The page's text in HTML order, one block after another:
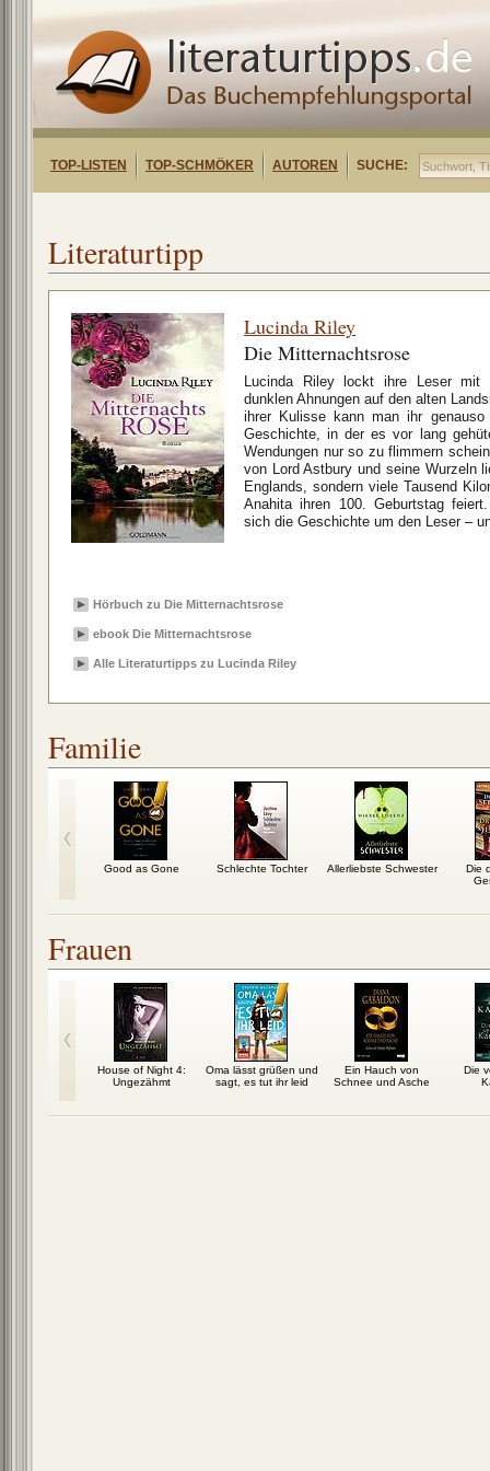
TOP-LISTEN TOP-SCHMÖKER AUTOREN SUCHE:
Literaturtipp
Lucinda Riley
Die Mitternachtsrose
Lucinda Riley lockt ihre Leser mit
dunklen Ahnungen auf den alten
ihrer Kulisse kann man ihr
Geschichte, in der es vor lang
Wendungen nur so zu flimmern
von Lord Astbury und seine Wurzeln
Englands, sondern viele Tausend
Anahita ihren 100. Geburtstag
sich die Geschichte um den Leser –
Hörbuch zu Die Mitternachtsrose
ebook Die Mitternachtsrose
Alle Literaturtipps zu Lucinda Riley
Familie
Good as Gone Schlechte Tochter Allerliebste Schwester
Die
Frauen
House of Night 4:
Ungezähmt
Oma lässt grüßen und
sagt, es tut ihr leid
Ein Hauch von
Schnee und Asche
Die